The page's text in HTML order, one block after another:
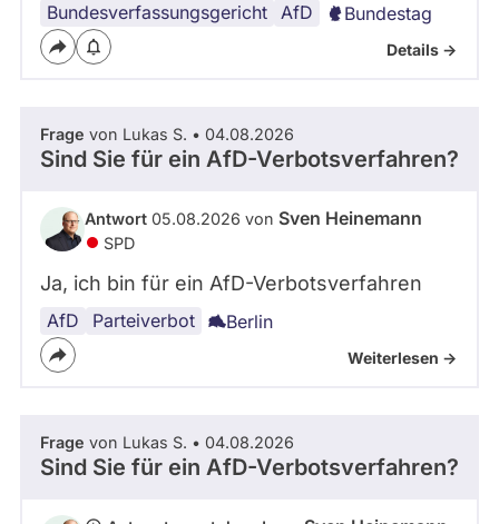
Bundesverfassungsgericht AfD Bundestag
Details ->
Frage von Lukas S. • 04.08.2026
Sind Sie für ein AfD-Verbotsverfahren?
Antwort 05.08.2026 von Sven Heinemann
SPD
Ja, ich bin für ein AfD-Verbotsverfahren
AfD Parteiverbot Berlin
Weiterlesen ->
Frage von Lukas S. • 04.08.2026
Sind Sie für ein AfD-Verbotsverfahren?